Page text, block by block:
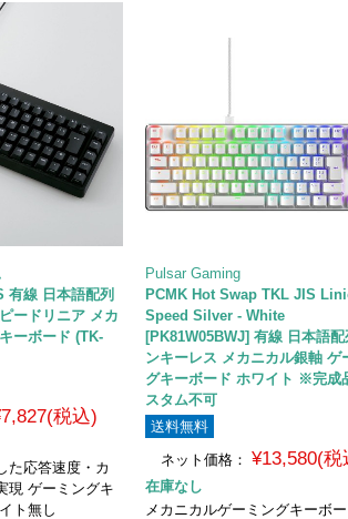
有線 日本語配列
ードリニア メカ
ーボード (TK-
税込)
た応答速度・カ
現 ゲーミングキ
ト無し
Pulsar Gaming
PCMK Hot Swap TKL JIS
Speed Silver - White
[PK81W05BWJ] 有線 日本語配
ンキーレス メカニカル銀軸 ゲ
グキーボード ホワイト ※完成
スタム不可
送料無料
ネット価格： ¥13,580(税
在庫なし
メカニカルゲーミングキーボ